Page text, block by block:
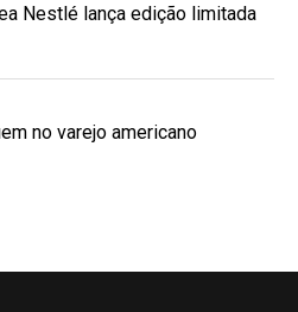
Nestlé lança edição limitada
no varejo americano